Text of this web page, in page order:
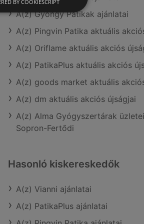
A(z) Gyöngy Patikak ajánlatai
A(z) Pingvin Patika aktuális
A(z) Oriflame aktuális akciós
A(z) PatikaPlus aktuális akciós
A(z) goods market aktuális
A(z) dm aktuális akciós újságjai
A(z) Alma Gyógyszertárak
Sopron-Fertődi
Hasonló kiskereskedők
A(z) Vianni ajánlatai
A(z) PatikaPlus ajánlatai
BY COOKIESCRIPT